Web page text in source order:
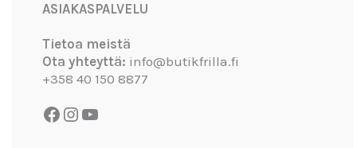
ASIAKASPALVELU
Tietoa meistä
Ota yhteyttä: info@butikfrilla.fi
+358 40 150 8877